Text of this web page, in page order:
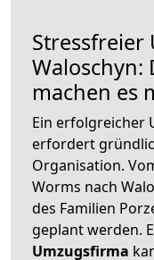
Stressfreier
Waloschyn:
machen es
Ein erfolgreicher
erfordert
Organisation.
Worms nach
des Familien
geplant werden.
Umzugsfirma